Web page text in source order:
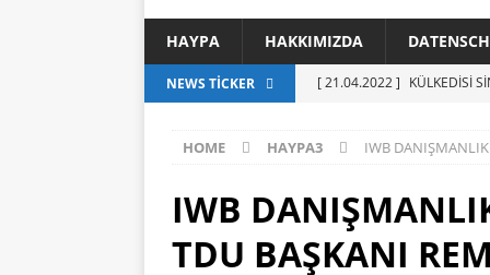
HAYPA HAKKIMIZDA
NEWS TICKER [ 21.04.2022 ] KÜLKEDİSİ
MENSUPLARIYLA BİR
[ 03.09.2021 ] AHMET
SUNARAK GÖREVE RESMEN
[ 13.06.2021 ]
DERYA
HOME HAYPA3 IWB
IWB
TDU BAŞKANI